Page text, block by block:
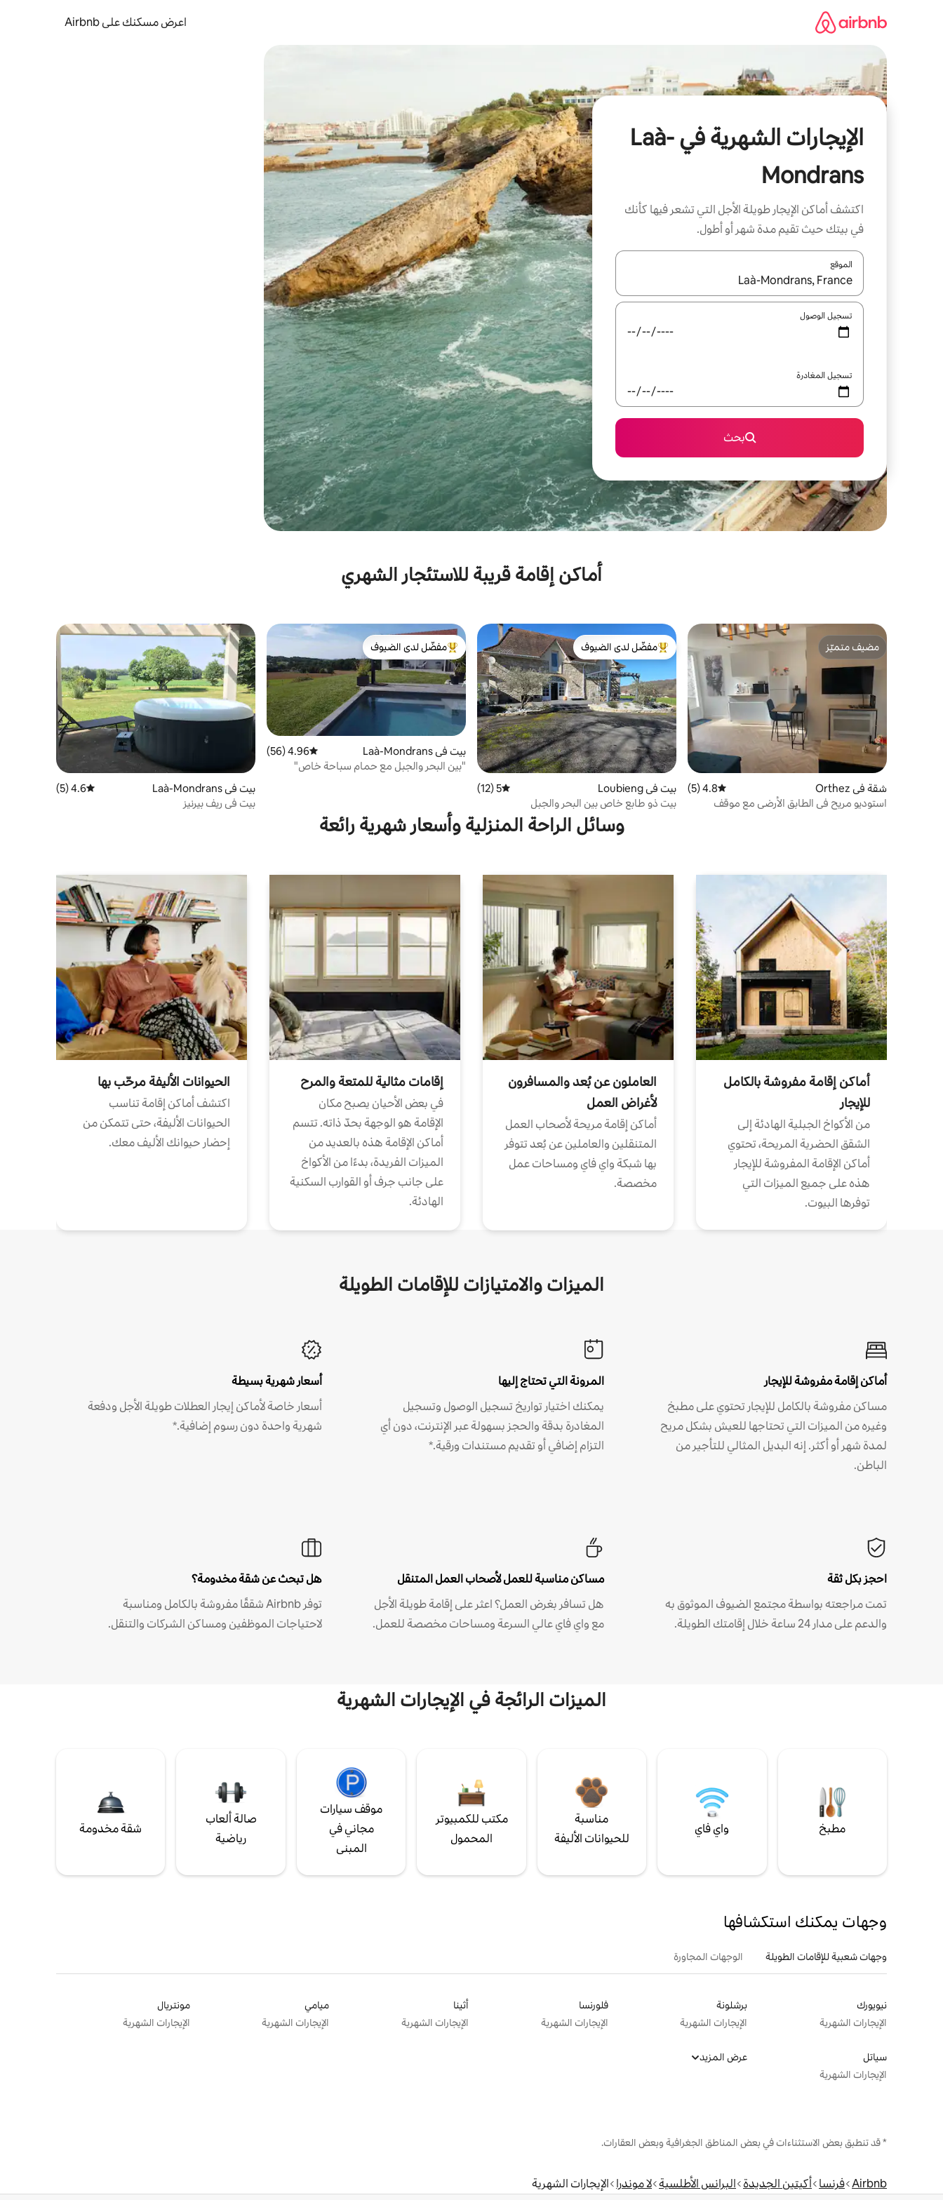
اعرض مسكنك على Airbnb
الإيجارات الشهرية في Laà-
Mondrans
اكتشف أماكن الإيجار طويلة الأجل التي تشعر فيها كأنك
في بيتك حيث تقيم مدة شهر أو أطول.
الموقع
عند توفر النتائج، انتقل باستخدام السهمين لأعلى ولأسفل أو استكشف عن طريق اللمس أو السحب.
تسجيل الوصول
تسجيل المغادرة
بحث
أماكن إقامة قريبة للاستئجار الشهري
مضيف متميّز
مضيف متميّز
شقة في Orthez متوسط التقييم 4.8 من 5، 5 مراجعات
4.8 (5)
استوديو مريح في الطابق الأرضي مع موقف
من أبرز البيوت المفضّلة لدى الضيوف
مفضّل لدى الضيوف
بيت في Loubieng متوسط التقييم 5 من 5، 12 مراجعات
5 (12)
بيت ذو طابع خاص بين البحر والجبل
من أبرز البيوت المفضّلة لدى الضيوف
مفضّل لدى الضيوف
بيت في Laà-Mondrans متوسط التقييم 4.96 من 5، 56 مراجعات
4.96 (56)
"بين البحر والجبل مع حمام سباحة خاص"
بيت في Laà-Mondrans
متوسط التقييم 4.6 من 5، 5 مراجعات
4.6 (5)
بيت في ريف بيرنيز
وسائل الراحة المنزلية وأسعار شهرية رائعة
أماكن إقامة مفروشة بالكامل
للإيجار
من الأكواخ الجبلية الهادئة إلى
الشقق الحضرية المريحة، تحتوي
أماكن الإقامة المفروشة للإيجار
هذه على جميع الميزات التي
توفرها البيوت.
العاملون عن بُعد والمسافرون
لأغراض العمل
أماكن إقامة مريحة لأصحاب العمل
المتنقلين والعاملين عن بُعد تتوفر
بها شبكة واي فاي ومساحات عمل
مخصصة.
إقامات مثالية للمتعة والمرح
في بعض الأحيان يصبح مكان
الإقامة هو الوجهة بحدّ ذاته. تتسم
أماكن الإقامة هذه بالعديد من
الميزات الفريدة، بدءًا من الأكواخ
على جانب جرف أو القوارب السكنية
الهادئة.
الحيوانات الأليفة مرحّب بها
اكتشف أماكن إقامة تناسب
الحيوانات الأليفة، حتى تتمكن من
إحضار حيوانك الأليف معك.
الميزات والامتيازات للإقامات الطويلة
أماكن إقامة مفروشة للإيجار
مساكن مفروشة بالكامل للإيجار تحتوي على مطبخ
وغيره من الميزات التي تحتاجها للعيش بشكل مريح
لمدة شهر أو أكثر. إنه البديل المثالي للتأجير من
الباطن.
المرونة التي تحتاج إليها
يمكنك اختيار تواريخ تسجيل الوصول وتسجيل
المغادرة بدقة والحجز بسهولة عبر الإنترنت، دون أي
التزام إضافي أو تقديم مستندات ورقية.*
أسعار شهرية بسيطة
أسعار خاصة لأماكن إيجار العطلات طويلة الأجل ودفعة
شهرية واحدة دون رسوم إضافية.*
احجز بكل ثقة
تمت مراجعته بواسطة مجتمع الضيوف الموثوق به
والدعم على مدار 24 ساعة خلال إقامتك الطويلة.
مساكن مناسبة للعمل لأصحاب العمل المتنقل
هل تسافر بغرض العمل؟ اعثر على إقامة طويلة الأجل
مع واي فاي عالي السرعة ومساحات مخصصة للعمل.
هل تبحث عن شقة مخدومة؟
توفر Airbnb شققًا مفروشة بالكامل ومناسبة
لاحتياجات الموظفين ومساكن الشركات والتنقل.
الميزات الرائجة في الإيجارات الشهرية
مطبخ واي فاي
مناسبة
للحيوانات الأليفة
مكتب للكمبيوتر
المحمول
موقف سيارات
مجاني في
المبنى
صالة ألعاب
رياضية
شقة مخدومة
وجهات يمكنك استكشافها
وجهات شعبية للإقامات الطويلة الوجهات المجاورة
نيويورك
الإيجارات الشهرية
برشلونة
الإيجارات الشهرية
فلورنسا
الإيجارات الشهرية
أثينا
الإيجارات الشهرية
ميامي
الإيجارات الشهرية
مونتريال
الإيجارات الشهرية
سياتل
الإيجارات الشهرية
عرض المزيد
* قد تنطبق بعض الاستثناءات في بعض المناطق الجغرافية وبعض العقارات.
Airbnb فرنسا أكيتين الجديدة البرانس الأطلسية لا موندرا الإيجارات الشهرية